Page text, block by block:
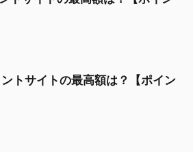
トサイトの最高額は？【ポイン